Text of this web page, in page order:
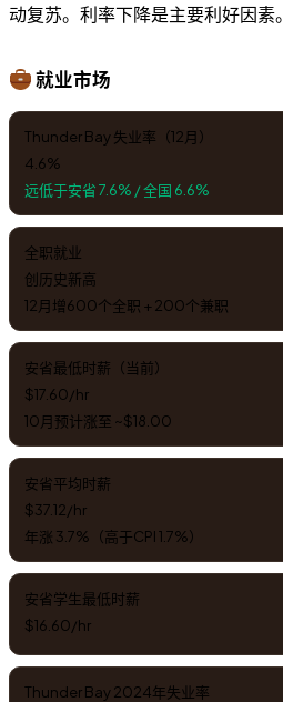
动复苏。利率下降是主要利好因素。
就业市场
Thunder Bay 失业率（12月）
4.6%
远低于安省 7.6% / 全国 6.6%
全职就业
创历史新高
12月增600个全职 + 200个兼职
安省最低时薪（当前）
$17.60/hr
10月预计涨至 ~$18.00
安省平均时薪
$37.12/hr
年涨 3.7%（高于CPI 1.7%）
安省学生最低时薪
$16.60/hr
Thunder Bay 2024年失业率